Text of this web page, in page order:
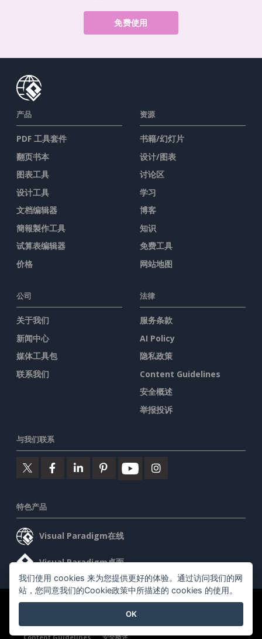
免费使用
产品
PDF 工具套件
翻页书本
图表工具
设计工具
文档编辑器
簡報製作工具
试算表编辑器
价格
资源
书籍/幻灯片
设计/图表
讨论区
学习
博客
知识
免费工具
网站地图
公司
关于我们
新闻中心
媒体工具包
联系我们
法律
服务条款
AI Policy
隐私政策
Content Guidelines
安全概述
举报投诉
与我们联系
特色产品
Visual Paradigm在线
Visual Paradigm桌面
Content Guidelines
安全概述
我们使用 cookies 来为您提供更好的体验。通过访问我们的网
站，您同意我们的Cookie政策中所描述的 cookies 的使用。
OK